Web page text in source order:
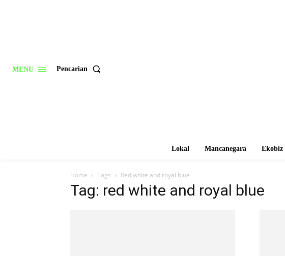
MENU Pencarian
Lokal Mancanegara Ekobiz
Home Tags Red white and royal blue
Tag: red white and royal blue